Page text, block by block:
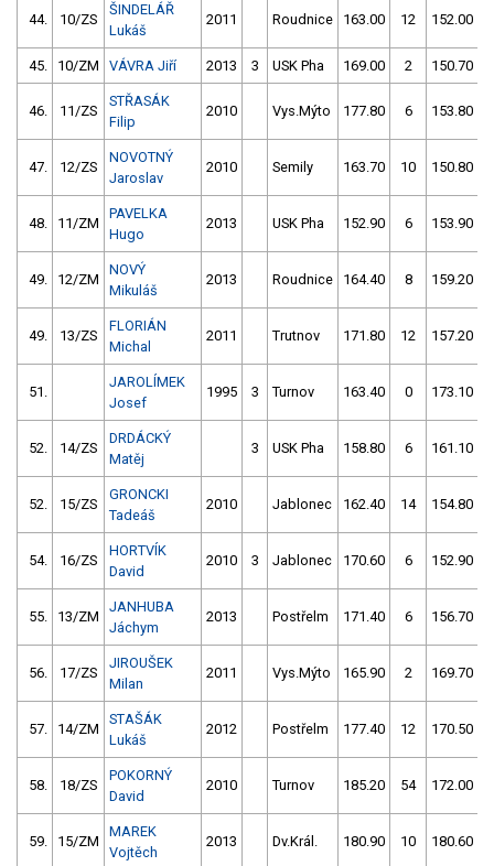
44. 10/ZS
ŠINDELÁŘ
Lukáš
2011 Roudnice 163.00 12 152.00
45. 10/ZM VÁVRA Jiří 2013 3 USK Pha 169.00 2 150.70
46. 11/ZS
STŘASÁK
Filip
2010 Vys.Mýto 177.80 6 153.80
47. 12/ZS
NOVOTNÝ
Jaroslav
2010 Semily 163.70 10 150.80
48. 11/ZM
PAVELKA
Hugo
2013 USK Pha 152.90 6 153.90
49. 12/ZM
NOVÝ
Mikuláš
2013 Roudnice 164.40 8 159.20
49. 13/ZS
FLORIÁN
Michal
2011 Trutnov 171.80 12 157.20
51.
JAROLÍMEK
Josef
1995 3 Turnov 163.40 0 173.10
52. 14/ZS
DRDÁCKÝ
Matěj
3 USK Pha 158.80 6 161.10
52. 15/ZS
GRONCKI
Tadeáš
2010 Jablonec 162.40 14 154.80
54. 16/ZS
HORTVÍK
David
2010 3 Jablonec 170.60 6 152.90
55. 13/ZM
JANHUBA
Jáchym
2013 Postřelm 171.40 6 156.70
56. 17/ZS
JIROUŠEK
Milan
2011 Vys.Mýto 165.90 2 169.70
57. 14/ZM
STAŠÁK
Lukáš
2012 Postřelm 177.40 12 170.50
58. 18/ZS
POKORNÝ
David
2010 Turnov 185.20 54 172.00
59. 15/ZM
MAREK
Vojtěch
2013 Dv.Král. 180.90 10 180.60